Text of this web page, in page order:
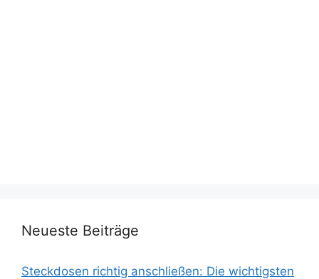
Neueste Beiträge
Steckdosen richtig anschließen: Die wichtigsten